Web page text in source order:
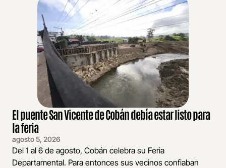
El puente San Vicente de Cobán debía estar listo para
la feria
agosto 5, 2026
Del 1 al 6 de agosto, Cobán celebra su Feria
Departamental. Para entonces sus vecinos confiaban